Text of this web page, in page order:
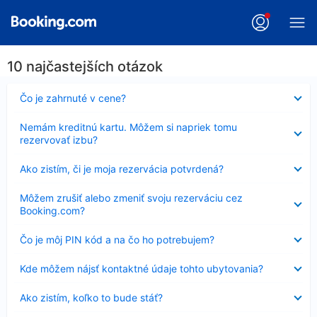
10 najčastejších otázok
Čo je zahrnuté v cene?
Nezobrazuje
sa
Nemám kreditnú kartu. Môžem si napriek tomu
rezervovať izbu?
sa
Ako zistím, či je moja rezervácia potvrdená?
sa
Môžem zrušiť alebo zmeniť svoju rezerváciu cez
Booking.com?
sa
Čo je môj PIN kód a na čo ho potrebujem?
Nezobrazuje
sa
Kde môžem nájsť kontaktné údaje tohto ubytovania?
sa
Ako zistím, koľko to bude stáť?
sa